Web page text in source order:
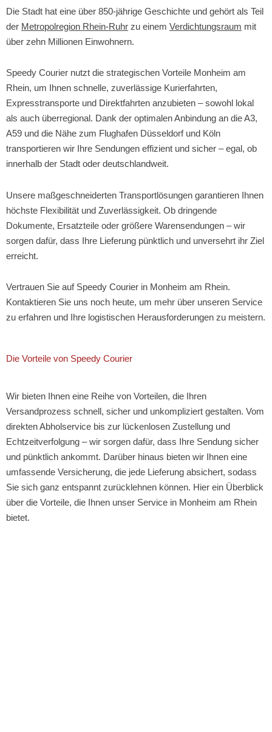
Die Stadt hat eine über 850-jährige Geschichte und gehört als Teil
der Metropolregion Rhein-Ruhr zu einem Verdichtungsraum mit
über zehn Millionen Einwohnern.
Speedy Courier nutzt die strategischen Vorteile Monheim am
Rhein, um Ihnen schnelle, zuverlässige Kurierfahrten,
Expresstransporte und Direktfahrten anzubieten – sowohl lokal
als auch überregional. Dank der optimalen Anbindung an die A3,
A59 und die Nähe zum Flughafen Düsseldorf und Köln
transportieren wir Ihre Sendungen effizient und sicher – egal, ob
innerhalb der Stadt oder deutschlandweit.
Unsere maßgeschneiderten Transportlösungen garantieren Ihnen
höchste Flexibilität und Zuverlässigkeit. Ob dringende
Dokumente, Ersatzteile oder größere Warensendungen – wir
sorgen dafür, dass Ihre Lieferung pünktlich und unversehrt ihr Ziel
erreicht.
Vertrauen Sie auf Speedy Courier in Monheim am Rhein.
Kontaktieren Sie uns noch heute, um mehr über unseren Service
zu erfahren und Ihre logistischen Herausforderungen zu meistern.
Die Vorteile von Speedy Courier
Wir bieten Ihnen eine Reihe von Vorteilen, die Ihren
Versandprozess schnell, sicher und unkompliziert gestalten. Vom
direkten Abholservice bis zur lückenlosen Zustellung und
Echtzeitverfolgung – wir sorgen dafür, dass Ihre Sendung sicher
und pünktlich ankommt. Darüber hinaus bieten wir Ihnen eine
umfassende Versicherung, die jede Lieferung absichert, sodass
Sie sich ganz entspannt zurücklehnen können. Hier ein Überblick
über die Vorteile, die Ihnen unser Service in Monheim am Rhein
bietet.